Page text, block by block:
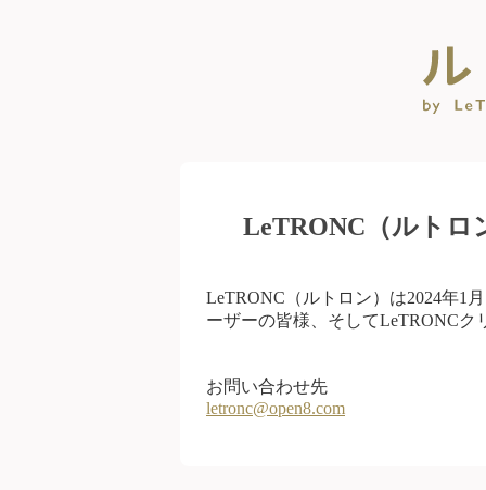
LeTRONC（ルトロ
LeTRONC（ルトロン）は2024年1
ーザーの皆様、そしてLeTRONC
お問い合わせ先
letronc@open8.com